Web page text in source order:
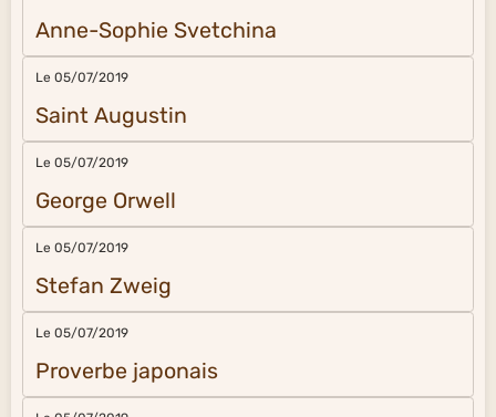
Anne-Sophie Svetchina
Le 05/07/2019
Saint Augustin
Le 05/07/2019
George Orwell
Le 05/07/2019
Stefan Zweig
Le 05/07/2019
Proverbe japonais